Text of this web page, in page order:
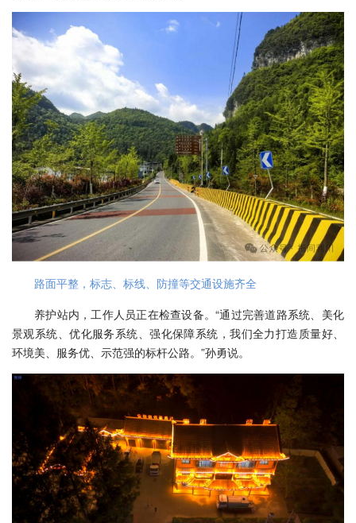
路面平整，标志、标线、防撞等交通设施齐全
养护站内，工作人员正在检查设备。“通过完善道路系统、美化
景观系统、优化服务系统、强化保障系统，我们全力打造质量好、
环境美、服务优、示范强的标杆公路。”孙勇说。